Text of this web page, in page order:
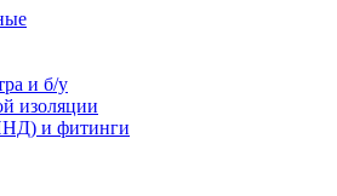
и б/у
изоляции
и фитинги